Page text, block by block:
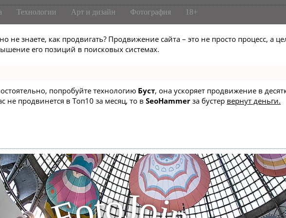
не знаете, как продвигать? Продвижение сайта – это не просто процесс, а
его позиций в поисковых системах.
попробуйте технологию Буст, она ускоряет продвижение в
не продвинется в Топ10 за месяц, то в SeoHammer за бустер вернут деньги.
Технологии Арт и дизайн Фотография 18+
toJ